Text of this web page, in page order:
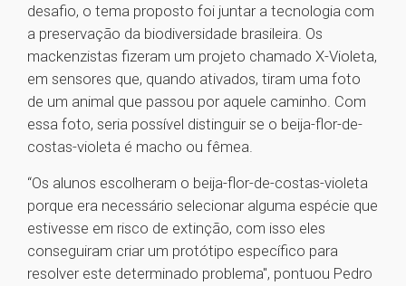
desafio, o tema proposto foi juntar a tecnologia com
a preservação da biodiversidade brasileira. Os
mackenzistas fizeram um projeto chamado X-Violeta,
em sensores que, quando ativados, tiram uma foto
de um animal que passou por aquele caminho. Com
essa foto, seria possível distinguir se o beija-flor-de-
costas-violeta é macho ou fêmea.
“Os alunos escolheram o beija-flor-de-costas-violeta
porque era necessário selecionar alguma espécie que
estivesse em risco de extinção, com isso eles
conseguiram criar um protótipo específico para
resolver este determinado problema", pontuou Pedro